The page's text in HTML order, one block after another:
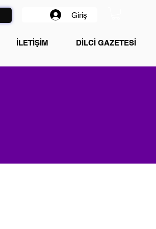
Giriş
İLETİŞİM DİLCİ GAZETESİ